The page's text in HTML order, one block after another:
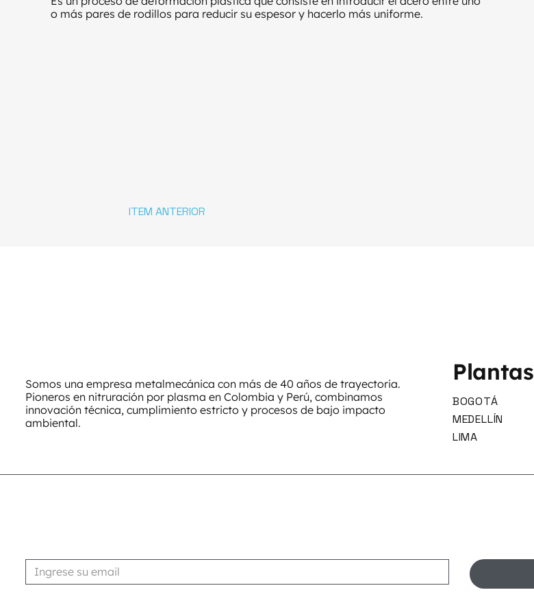
ITEM ANTERIOR
o más pares de rodillos para reducir su espesor y hacerlo más uniforme.
Somos una empresa metalmecánica con más de 40 años de trayectoria.
Pioneros en nitruración por plasma en Colombia y Perú, combinamos
innovación técnica, cumplimiento estricto y procesos de bajo impacto
ambiental.
Plantas
BOGOTÁ
MEDELLÍN
LIMA